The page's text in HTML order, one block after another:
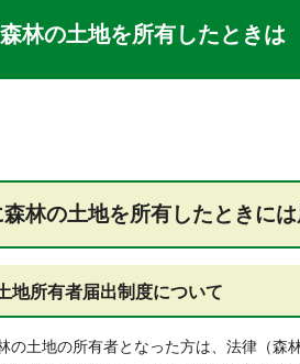
林の土地を所有したときは
林の土地を所有したときには
地所有者届出制度について
の土地の所有者となった方は、法律（森